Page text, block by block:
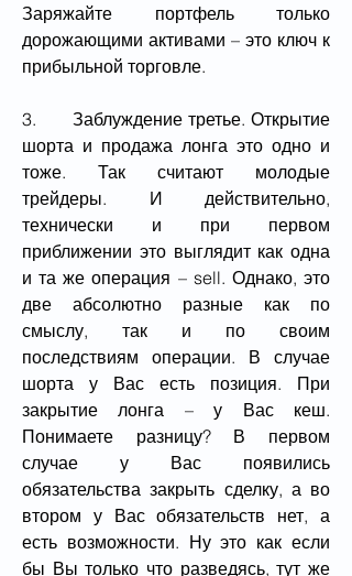
Заряжайте портфель только
дорожающими активами – это ключ к
прибыльной торговле.
3.       Заблуждение третье. Открытие
шорта и продажа лонга это одно и
тоже. Так считают молодые
трейдеры. И действительно,
технически и при первом
приближении это выглядит как одна
и та же операция – sell. Однако, это
две абсолютно разные как по
смыслу, так и по своим
последствиям операции. В случае
шорта у Вас есть позиция. При
закрытие лонга – у Вас кеш.
Понимаете разницу? В первом
случае у Вас появились
обязательства закрыть сделку, а во
втором у Вас обязательств нет, а
есть возможности. Ну это как если
бы Вы только что разведясь, тут же